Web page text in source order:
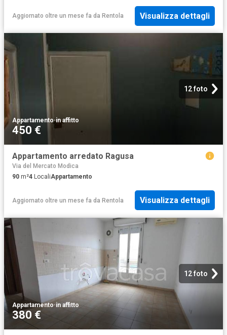
Aggiornato oltre un mese fa da Rentola Visualizza dettagli
12 foto
Appartamento·in affitto
450 €
Appartamento arredato Ragusa
Via del Mercato Modica
90 m²4 LocaliAppartamento
Aggiornato oltre un mese fa da Rentola Visualizza dettagli
12 foto
Appartamento·in affitto
380 €